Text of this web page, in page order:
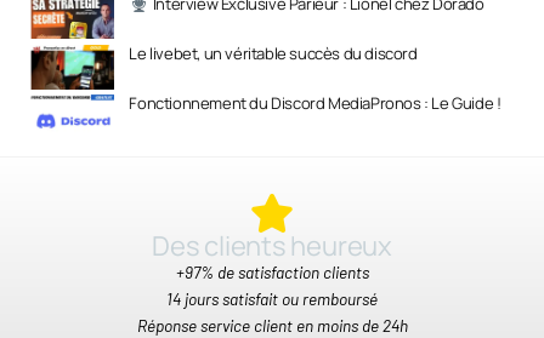
Le livebet, un véritable succès du discord
Fonctionnement du Discord MediaPronos : Le Guide !
Des clients heureux​
+97% de satisfaction clients
14 jours satisfait ou remboursé
Réponse service client en moins de 24h